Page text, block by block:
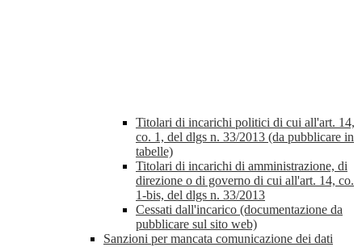
Titolari di incarichi politici di cui all'art. 14,
co. 1, del dlgs n. 33/2013 (da pubblicare in
tabelle)
Titolari di incarichi di amministrazione, di
direzione o di governo di cui all'art. 14, co.
1-bis, del dlgs n. 33/2013
Cessati dall'incarico (documentazione da
pubblicare sul sito web)
Sanzioni per mancata comunicazione dei dati